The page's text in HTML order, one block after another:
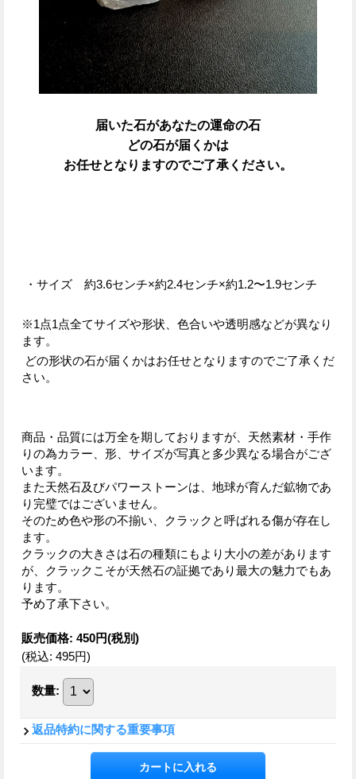
届いた石があなたの運命の石
どの石が届くかは
お任せとなりますのでご了承ください。
・サイズ 約3.6センチ×約2.4センチ×約1.2〜1.9センチ
※1点1点全てサイズや形状、色合いや透明感などが異なり
ます。
どの形状の石が届くかはお任せとなりますのでご了承くだ
さい。
商品・品質には万全を期しておりますが、天然素材・手作
りの為カラー、形、サイズが写真と多少異なる場合がござ
います。
また天然石及びパワーストーンは、地球が育んだ鉱物であ
り完璧ではございません。
そのため色や形の不揃い、クラックと呼ばれる傷が存在し
ます。
クラックの大きさは石の種類にもより大小の差があります
が、クラックこそが天然石の証拠であり最大の魅力でもあ
ります。
予め了承下さい。
販売価格: 450円(税別)
(税込: 495円)
数量:
返品特約に関する重要事項